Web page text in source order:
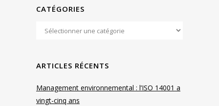
CATÉGORIES
ARTICLES RÉCENTS
Management environnemental : l’ISO 14001 a
vingt-cinq ans